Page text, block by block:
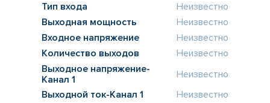
Тип входа
Неизвестно
Выходная мощность
Неизвестно
Входное напряжение
Неизвестно
Количество выходов
Неизвестно
Выходное напряжение-
Канал 1
Неизвестно
Выходной ток-Канал 1
Неизвестно